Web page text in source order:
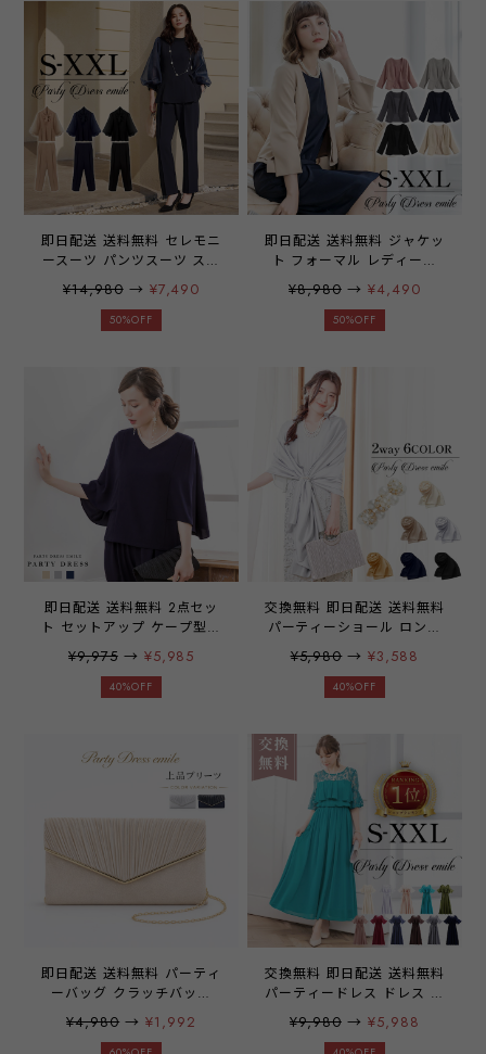
ーティー ドレス パーティ
ブラ フラダンス スポーツ
バストアップ ノンストレス
ブラ インナー キャミ キャ
ミソール レディース 大人
女性 emile0107 6m6k
黒 サブバッグ emile0156
即日配送 送料無料 セレモニ
ースーツ パンツスーツ スー
ツ レディース バルーンスリ
ーブ ママスーツ センタープ
レス 入学式 入園式 卒業式
フォーマル セットアップ
emile0359
¥14,980→ ¥7,490
50%OFF
即日配送 送料無料 ジャケッ
ト フォーマル レディース
ママ 母 ボレロ 結婚式 長袖
パーティー 大きいサイズ ノ
ーカラー 羽織 お呼ばれ 七
emile0219
¥8,980→ ¥4,490
50%OFF
即日配送 送料無料 2点セッ
ト セットアップ ケープ型ブ
ラウス パーティードレス パ
ンツドレス 上下セット 袖有
り パンツ 結婚式 二次会 披
ス 20代 30代 40代 大きい
サイズ お呼ばれ ドレス
¥9,975→ ¥5,985
40%OFF
交換無料 即日配送 送料無料
パーティーショール ロング
大判 2way ボレロ カーディ
ガン ストール 結婚式 20代
30代 40代 50代 同窓会 二次
会 謝恩会 防寒 体型カバー
emile0266
¥5,980→¥3,588
40%OFF
即日配送 送料無料 パーティ
ーバッグ クラッチバッグ
2WAY ショルダーバッグ ハ
ンドバッグ 結婚式 披露宴
¥4,980→¥1,992
交換無料 即日配送 送料無料
パーティードレス ドレス ワ
ンピース ロングドレス レー
ス シフォン フリル 袖有り
¥9,980→ ¥5,988